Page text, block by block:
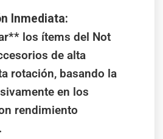
Inmediata:
los ítems del Not
de alta
rotación, basando la
en los
rendimiento